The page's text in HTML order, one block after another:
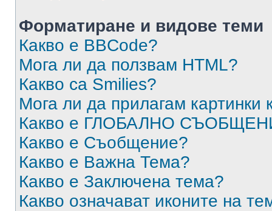
Форматиране и видове теми
Какво е BBCode?
Мога ли да ползвам HTML?
Какво са Smilies?
Мога ли да прилагам
Какво е ГЛОБАЛНО
Какво е Съобщение?
Какво е Важна Тема?
Какво е Заключена тема?
Какво означават иконите на